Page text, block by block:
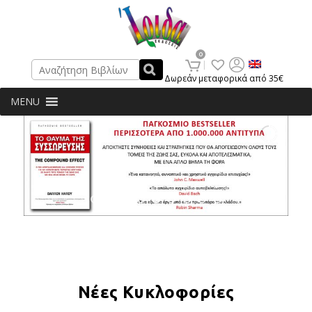
Δωρεάν μεταφορικά από 35€
Search
0
MENU
Νέες Κυκλοφορίες